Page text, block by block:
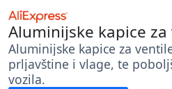
Aluminijske kapice
Aluminijske kapice za
prljavštine i vlage, te
vozila.